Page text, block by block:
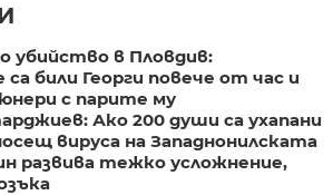
в Пловдив:
били Георги повече от час и
с парите му
Ако 200 души са ухапани
вируса на Западнонилската
развива тежко усложнение,